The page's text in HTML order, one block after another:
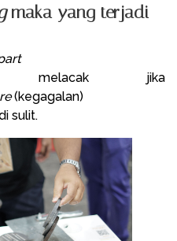
maka yang terjadi
melacak jika
(kegagalan)
sulit.